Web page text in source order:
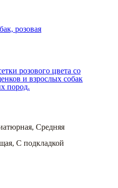
розовая
розового цвета со
и взрослых собак
пород.
, Средняя
, С подкладкой